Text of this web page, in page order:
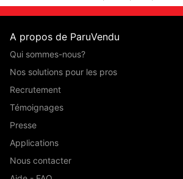
A propos de ParuVendu
Qui sommes-nous?
Nos solutions pour les pros
Recrutement
Témoignages
Presse
Applications
Nous contacter